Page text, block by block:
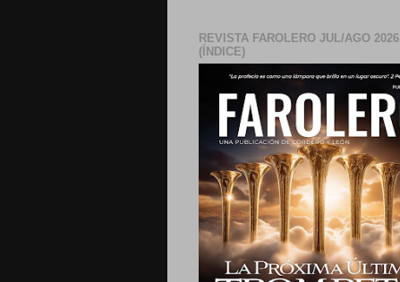
REVISTA FAROLERO JUL/AGO 2026
(ÍNDICE)